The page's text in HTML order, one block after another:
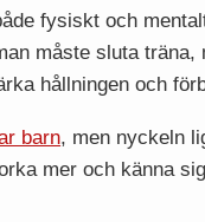
fysiskt och
måste sluta
hållningen och
barn, men nyckeln
mer och känna